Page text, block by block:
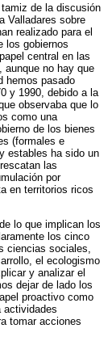
de la discusión
Valladares sobre
realizado para el
los gobiernos
central en las
no hay que
hemos pasado
y 1990, debido a la
observaba que lo
como una
de los bienes
(formales e
estables ha sido un
las
por
en territorios ricos
lo que implican los
los cinco
ciencias sociales,
el ecologismo
y analizar el
dejar de lado los
proactivo como
actividades
tomar acciones